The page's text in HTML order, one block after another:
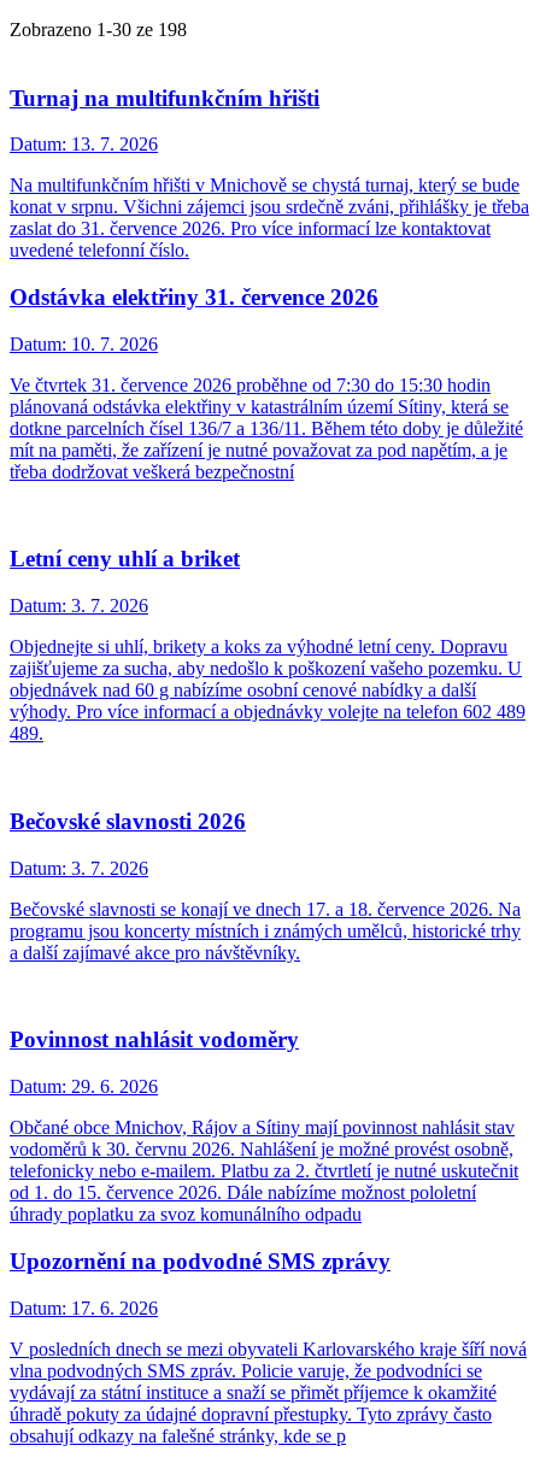
Zobrazeno 1-30 ze 198
Turnaj na multifunkčním hřišti
Datum: 13. 7. 2026
Na multifunkčním hřišti v Mnichově se chystá turnaj, který se bude
konat v srpnu. Všichni zájemci jsou srdečně zváni, přihlášky je třeba
zaslat do 31. července 2026. Pro více informací lze kontaktovat
uvedené telefonní číslo.
Odstávka elektřiny 31. července 2026
Datum: 10. 7. 2026
Ve čtvrtek 31. července 2026 proběhne od 7:30 do 15:30 hodin
plánovaná odstávka elektřiny v katastrálním území Sítiny, která se
dotkne parcelních čísel 136/7 a 136/11. Během této doby je důležité
mít na paměti, že zařízení je nutné považovat za pod napětím, a je
třeba dodržovat veškerá bezpečnostní
Letní ceny uhlí a briket
Datum: 3. 7. 2026
Objednejte si uhlí, brikety a koks za výhodné letní ceny. Dopravu
zajišťujeme za sucha, aby nedošlo k poškození vašeho pozemku. U
objednávek nad 60 g nabízíme osobní cenové nabídky a další
výhody. Pro více informací a objednávky volejte na telefon 602 489
489.
Bečovské slavnosti 2026
Datum: 3. 7. 2026
Bečovské slavnosti se konají ve dnech 17. a 18. července 2026. Na
programu jsou koncerty místních i známých umělců, historické trhy
a další zajímavé akce pro návštěvníky.
Povinnost nahlásit vodoměry
Datum: 29. 6. 2026
Občané obce Mnichov, Rájov a Sítiny mají povinnost nahlásit stav
vodoměrů k 30. červnu 2026. Nahlášení je možné provést osobně,
telefonicky nebo e-mailem. Platbu za 2. čtvrtletí je nutné uskutečnit
od 1. do 15. července 2026. Dále nabízíme možnost pololetní
úhrady poplatku za svoz komunálního odpadu
Upozornění na podvodné SMS zprávy
Datum: 17. 6. 2026
V posledních dnech se mezi obyvateli Karlovarského kraje šíří nová
vlna podvodných SMS zpráv. Policie varuje, že podvodníci se
vydávají za státní instituce a snaží se přimět příjemce k okamžité
úhradě pokuty za údajné dopravní přestupky. Tyto zprávy často
obsahují odkazy na falešné stránky, kde se p